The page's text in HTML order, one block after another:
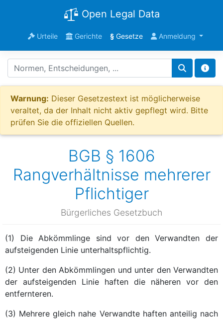
Open Legal Data
Urteile Gerichte §Gesetze Anmeldung
Warnung: Dieser Gesetzestext ist möglicherweise
veraltet, da der Inhalt nicht aktiv gepflegt wird. Bitte
prüfen Sie die offiziellen Quellen.
BGB § 1606
Rangverhältnisse mehrerer
Pflichtiger
Bürgerliches Gesetzbuch
(1) Die Abkömmlinge sind vor den Verwandten der
aufsteigenden Linie unterhaltspflichtig.
(2) Unter den Abkömmlingen und unter den Verwandten
der aufsteigenden Linie haften die näheren vor den
entfernteren.
(3) Mehrere gleich nahe Verwandte haften anteilig nach